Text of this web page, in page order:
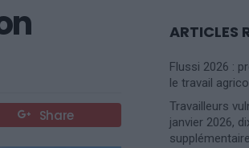
Share
ARTICLES
Flussi 2026 :
le travail
Travailleurs
janvier 2026,